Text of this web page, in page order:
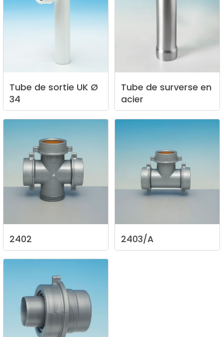
Tube de sortie UK Ø
34
Tube de surverse en
acier
2402 2403/A